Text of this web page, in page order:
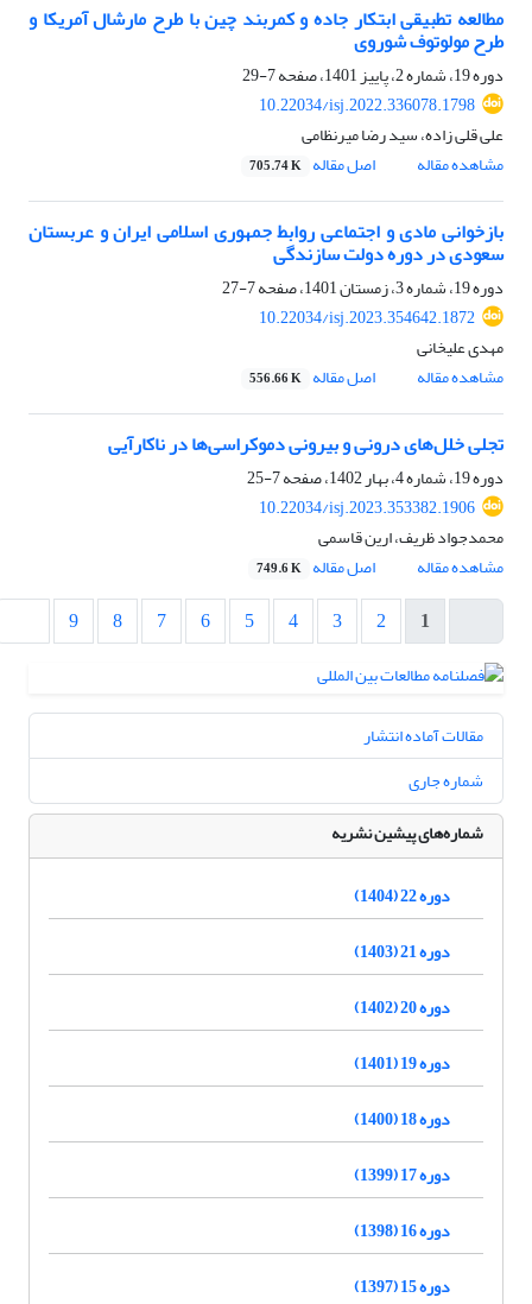
مطالعه تطبیقی ابتکار جاده و کمربند چین با طرح مارشال آمریکا و
طرح مولوتوف شوروی
دوره 19، شماره 2، پاییز 1401، صفحه
7-29
10.22034/isj.2022.336078.1798
علی قلی زاده، سید رضا میرنظامی
مشاهده مقاله
اصل مقاله 705.74 K
بازخوانی مادی و اجتماعی روابط جمهوری اسلامی ایران و عربستان
سعودی در دوره دولت سازندگی
دوره 19، شماره 3، زمستان 1401، صفحه
7-27
10.22034/isj.2023.354642.1872
مهدى علیخانى
مشاهده مقاله
اصل مقاله 556.66 K
تجلی خلل‌های درونی و بیرونی دموکراسی‌ها در ناکارآیی
دوره 19، شماره 4، بهار 1402، صفحه
7-25
10.22034/isj.2023.353382.1906
محمدجواد ظریف، ارین قاسمی
مشاهده مقاله
اصل مقاله 749.6 K
1
2
3
4
5
6
7
8
9
مقالات آماده انتشار
شماره جاری
شماره‌های پیشین نشریه
دوره 22 (1404)
دوره 21 (1403)
دوره 20 (1402)
دوره 19 (1401)
دوره 18 (1400)
دوره 17 (1399)
دوره 16 (1398)
دوره 15 (1397)